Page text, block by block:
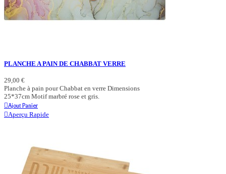
PLANCHE A PAIN DE CHABBAT VERRE
29,00 €
Planche à pain pour Chabbat en verre Dimensions
25*37cm Motif marbré rose et gris.
Ajout Panier
Aperçu Rapide